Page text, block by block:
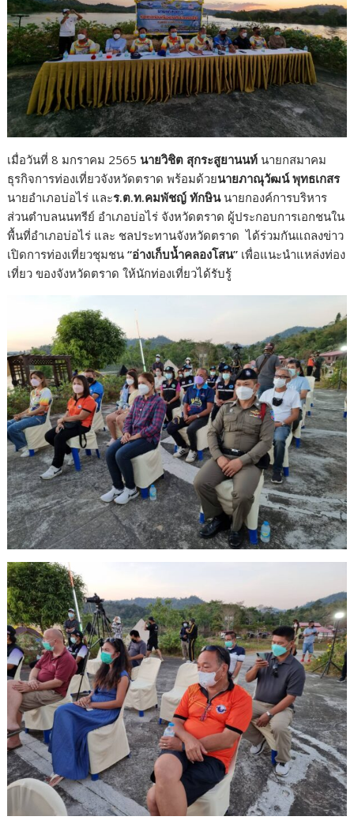
เมื่อวันที่ 8 มกราคม 2565 นายวิชิต สุกระสูยานนท์ นายกสมาคม
ธุรกิจการท่องเที่ยวจังหวัดตราด พร้อมด้วยนายภาณุวัฒน์ พุทธเกสร
นายอำเภอบ่อไร่ และร.ต.ท.คมพัชญ์ ทักษินนายกองค์การบริหาร
ส่วนตำบลนนทรีย์ อำเภอบ่อไร่ จังหวัดตราด ผู้ประกอบการเอกชนใน
พื้นที่อำเภอบ่อไร่ และ ชลประทานจังหวัดตราด ได้ร่วมกันแถลงข่าว
เปิดการท่องเที่ยวชุมชน“อ่างเก็บน้ำคลองโสน” เพื่อแนะนำแหล่งท่อง
เที่ยว ของจังหวัดตราด ให้นักท่องเที่ยวได้รับรู้